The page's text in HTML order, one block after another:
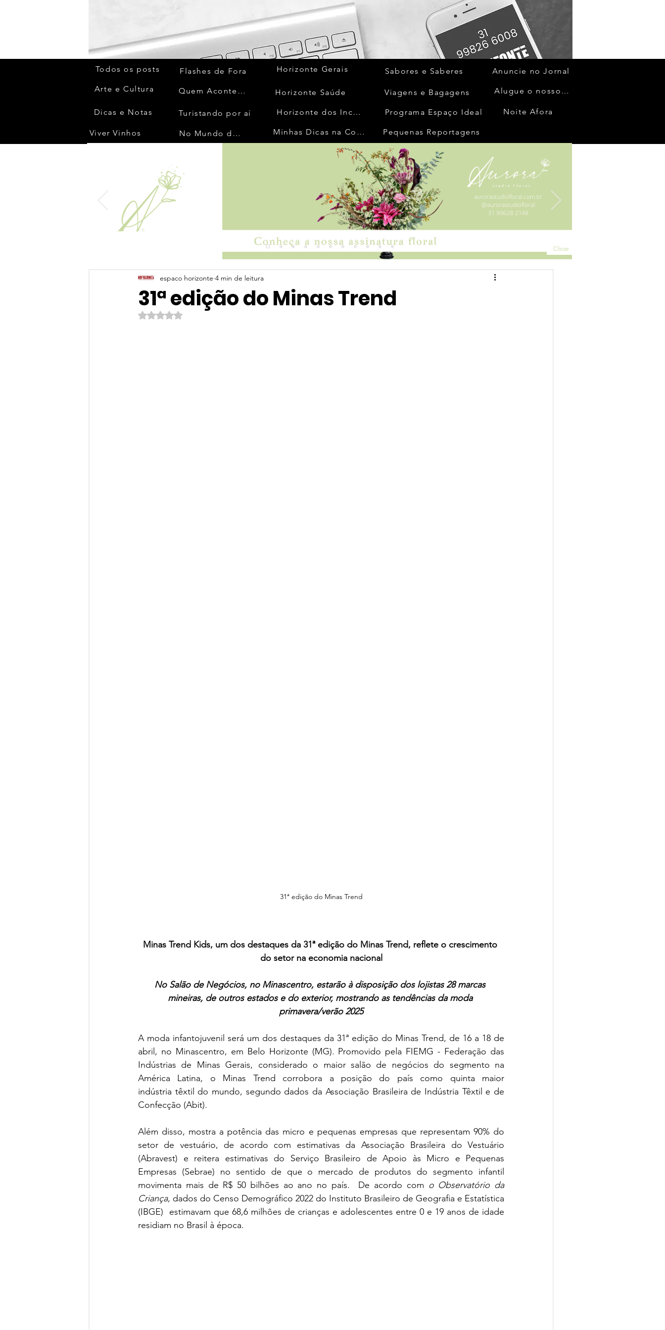
Todos os posts
Arte e Cultura
Dicas e Notas
Viver Vinhos
Flashes de Fora
Quem Acontece
Turistando por aí
No Mundo da Moda
Horizonte Gerais
Horizonte Saúde
Horizonte dos Inconfidentes
Minhas Dicas na Cozinha
Sabores e Saberes
Viagens e Bagagens
Programa Espaço Ideal
Anuncie no Jornal
Alugue o nosso espaço
Noite Afora
Pequenas Reportagens
Clicar
31ª edição do Minas Trend
espaco horizonte 4 min de leitura
Avaliado com NaN de 5 estrelas.
31ª edição do Minas Trend
Minas Trend Kids, um dos destaques da 31ª edição do Minas Trend, reflete o crescimento
do setor na economia nacional
No Salão de Negócios, no Minascentro, estarão à disposição dos lojistas 28 marcas
mineiras, de outros estados e do exterior, mostrando as tendências da moda
primavera/verão 2025
A moda infantojuvenil será um dos destaques da 31ª edição do Minas Trend, de 16 a 18 de
abril, no Minascentro, em Belo Horizonte (MG). Promovido pela FIEMG - Federação das
Indústrias de Minas Gerais, considerado o maior salão de negócios do segmento na
América Latina, o Minas Trend corrobora a posição do país como quinta maior
indústria têxtil do mundo, segundo dados da Associação Brasileira de Indústria Têxtil e de
Confecção (Abit).
Além disso, mostra a potência das micro e pequenas empresas que representam 90% do
setor de vestuário, de acordo com estimativas da Associação Brasileira do Vestuário
(Abravest) e reitera estimativas do Serviço Brasileiro de Apoio às Micro e Pequenas
Empresas (Sebrae) no sentido de que o mercado de produtos do segmento infantil
movimenta mais de R$ 50 bilhões ao ano no país.  De acordo com o Observatório da
Criança, dados do Censo Demográfico 2022 do Instituto Brasileiro de Geografia e Estatística
(IBGE)  estimavam que 68,6 milhões de crianças e adolescentes entre 0 e 19 anos de idade
residiam no Brasil à época.